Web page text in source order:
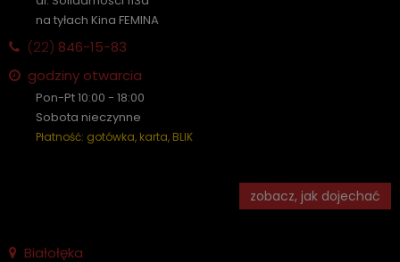
na tyłach Kina FEMINA
(22) 846-15-83
godziny otwarcia
Pon-Pt 10:00 - 18:00
Sobota nieczynne
Płatność: gotówka, karta, BLIK
zobacz, jak dojechać
Białołęka